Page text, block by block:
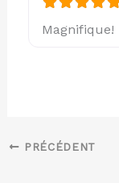
Magnifique!
PRÉCÉDENT